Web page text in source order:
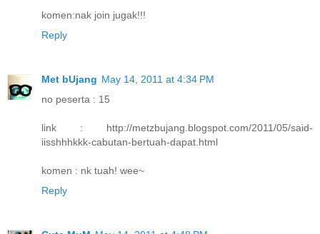
komen:nak join jugak!!!
Reply
Met bUjang May 14, 2011 at 4:34 PM
no peserta : 15
link : http://metzbujang.blogspot.com/2011/05/said-
iisshhhkkk-cabutan-bertuah-dapat.html
komen : nk tuah! wee~
Reply